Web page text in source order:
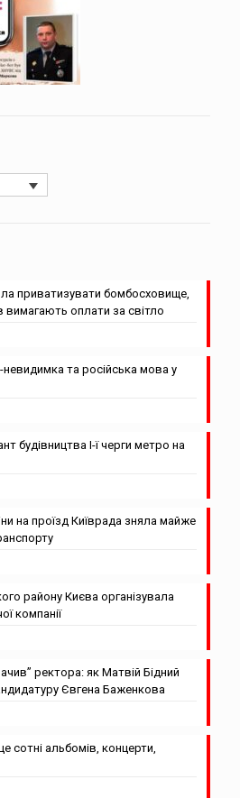
приватизувати бомбосховище,
вимагають оплати за світло
невидимка та російська мова у
будівництва І-ї черги метро на
на проїзд Київрада зняла майже
району Києва організувала
компанії
ректора: як Матвій Бідний
Євгена Баженкова
сотні альбомів, концерти,